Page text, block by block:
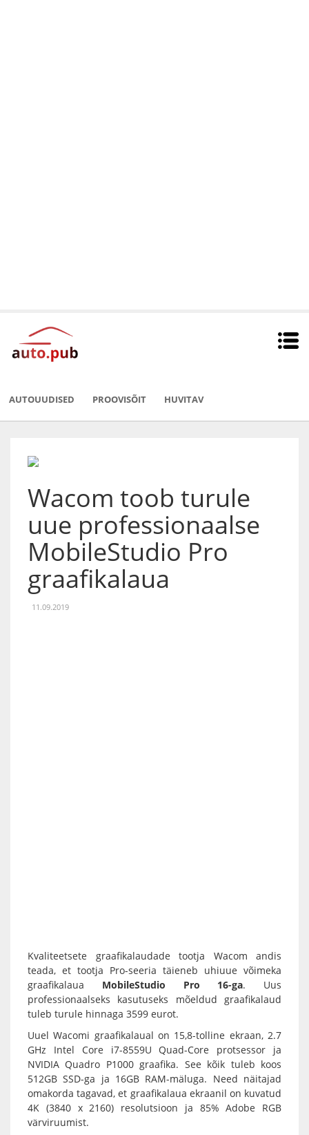
AUTOUUDISED PROOVISÕIT HUVITAV
Wacom toob turule
uue professionaalse
MobileStudio Pro
graafikalaua
11.09.2019
Kvaliteetsete graafikalaudade tootja Wacom andis
teada, et tootja Pro-seeria täieneb uhiuue võimeka
graafikalaua
MobileStudio Pro 16-ga. Uus
professionaalseks kasutuseks mõeldud graafikalaud
tuleb turule hinnaga 3599 eurot.
UuelWacomi graafikalaual on 15,8-tolline ekraan, 2.7
GHz Intel Core i7-8559U Quad-Core protsessor ja
NVIDIA Quadro P1000 graafika. See kõik tuleb koos
512GB SSD-ga ja 16GB RAM-mäluga. Need näitajad
omakorda tagavad, et graafikalaua ekraanil on kuvatud
4K (3840 x 2160) resolutsioon ja 85% Adobe RGB
värviruumist.